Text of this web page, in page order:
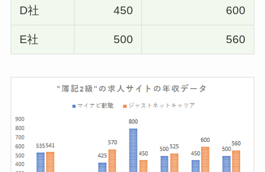
D社 450 600
E社 500 560